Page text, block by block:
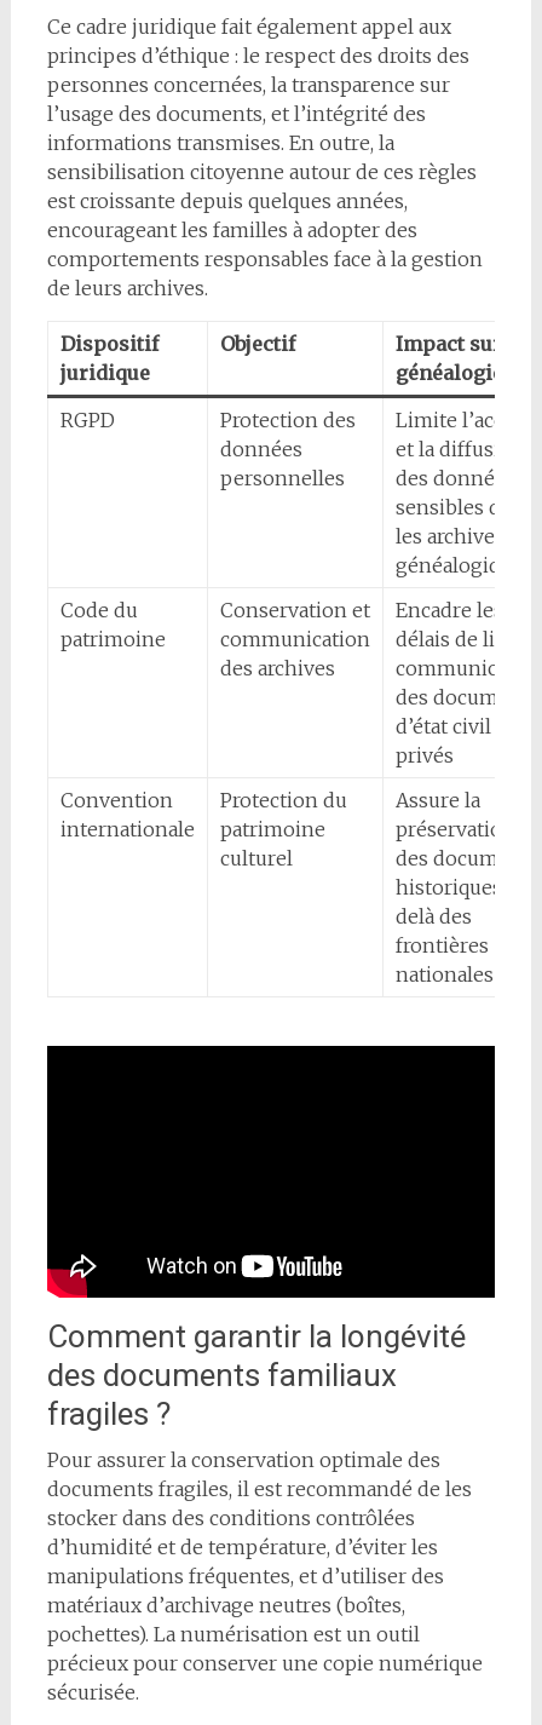
Ce cadre juridique fait également appel aux
principes d’éthique : le respect des droits des
personnes concernées, la transparence sur
l’usage des documents, et l’intégrité des
informations transmises. En outre, la
sensibilisation citoyenne autour de ces règles
est croissante depuis quelques années,
encourageant les familles à adopter des
comportements responsables face à la gestion
de leurs archives.
Dispositif
juridique
Objectif
Impact sur la
généalogie
RGPD
Protection des
données
personnelles
Limite l’accès
et la diffusion
des données
sensibles dans
les archives
généalogiques
Code du
patrimoine
Conservation et
communication
des archives
Encadre les
délais de libre
des documents
d’état civil et
privés
Convention
internationale
Protection du
patrimoine
culturel
Assure la
préservation
des documents
historiques au-
delà des
frontières
nationales
Comment garantir la longévité
des documents familiaux
fragiles ?
Pour assurer la conservation optimale des
documents fragiles, il est recommandé de les
stocker dans des conditions contrôlées
d’humidité et de température, d’éviter les
manipulations fréquentes, et d’utiliser des
matériaux d’archivage neutres (boîtes,
pochettes). La numérisation est un outil
précieux pour conserver une copie numérique
sécurisée.